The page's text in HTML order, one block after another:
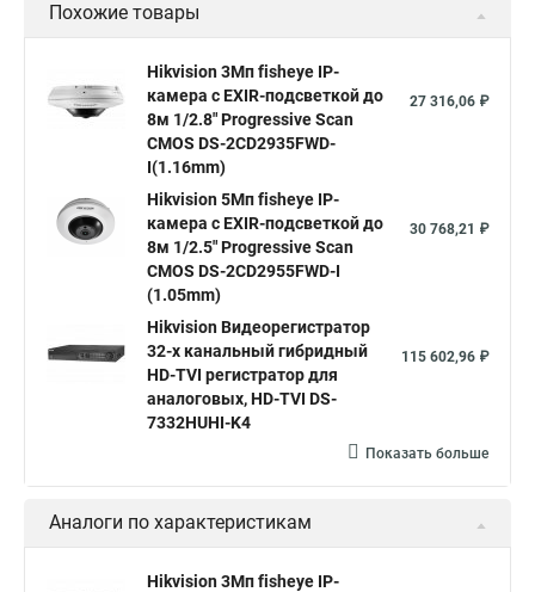
Камера видеонаблюдения hikvision
Hikvision купить Hikvision уличная ip камера
Hikvision poe
Hikvision 2 8 mm Hikvision camera Hikvision 2cd1148 i b
Видеонаблюдение Ip видеокамеры
Hikvision 2cd2142fwd
Hikvision ds 2cd1148 hikvision ds 2cd1148 i b
hikvision ds 2cd2042wd i Видеокамера hikvision
Видеокамеры hikvision ds
Камера Hikvision ds 2ce16d8t
Видеокамера hikvision hiwatch
Камера Hikvision ds 2cd2442fwd
Похожие товары
Hikvision 3Мп fisheye IP-
камера c EXIR-подсветкой до
8м 1/2.8" Progressive Scan
CMOS DS-2CD2935FWD-
I(1.16mm)
27 316,06 ₽
Hikvision 5Мп fisheye IP-
камера c EXIR-подсветкой до
8м 1/2.5" Progressive Scan
CMOS DS-2CD2955FWD-I
(1.05mm)
30 768,21 ₽
Hikvision Видеорегистратор
32-х канальный гибридный
HD-TVI регистратор для
аналоговых, HD-TVI DS-
7332HUHI-K4
115 602,96 ₽
Показать больше
Аналоги по характеристикам
Hikvision 3Мп fisheye IP-